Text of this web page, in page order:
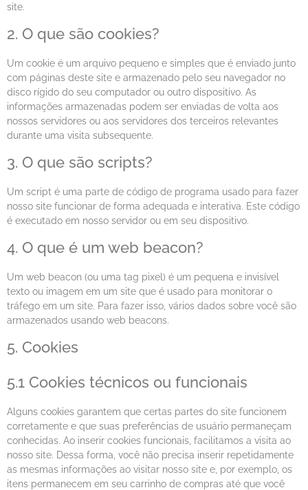
site.
2. O que são cookies?
Um cookie é um arquivo pequeno e simples que é enviado junto
com páginas deste site e armazenado pelo seu navegador no
disco rígido do seu computador ou outro dispositivo. As
informações armazenadas podem ser enviadas de volta aos
nossos servidores ou aos servidores dos terceiros relevantes
durante uma visita subsequente.
3. O que são scripts?
Um script é uma parte de código de programa usado para fazer
nosso site funcionar de forma adequada e interativa. Este código
é executado em nosso servidor ou em seu dispositivo.
4. O que é um web beacon?
Um web beacon (ou uma tag pixel) é um pequena e invisível
texto ou imagem em um site que é usado para monitorar o
tráfego em um site. Para fazer isso, vários dados sobre você são
armazenados usando web beacons.
5. Cookies
5.1 Cookies técnicos ou funcionais
Alguns cookies garantem que certas partes do site funcionem
corretamente e que suas preferências de usuário permaneçam
conhecidas. Ao inserir cookies funcionais, facilitamos a visita ao
nosso site. Dessa forma, você não precisa inserir repetidamente
as mesmas informações ao visitar nosso site e, por exemplo, os
itens permanecem em seu carrinho de compras até que você